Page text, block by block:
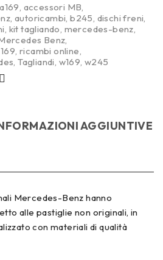
a169 accessori MB
,autoricambi ,b245 dischi freni
kit tagliando mercedes-benz
Benz
,ricambi online
,Tagliandi w169 ,w245
AGGIUNTIVE
Mercedes-Benz hanno
alle pastiglie non originali, in
con materiali di qualità